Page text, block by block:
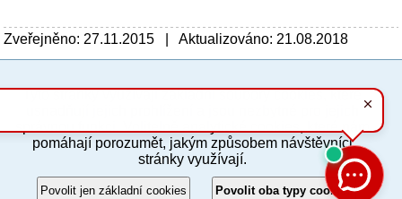
Zveřejněno: 27.11.2015 | Aktualizováno: 21.08.2018
ENG
Povinné a praktické informace
© 2012–2019 MČ Praha 8
Tyto stránky využívají základní soubory cookies, které
správnou funkci. Volitelně analytické cookies, které nám
pomáhají porozumět, jakým způsobem návštěvníci
stránky využívají.
Povolit jen základní cookies Povolit oba typy cookies